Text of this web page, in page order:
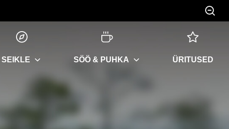
SEIKLE SÖÖ & PUHKA ÜRITUSED